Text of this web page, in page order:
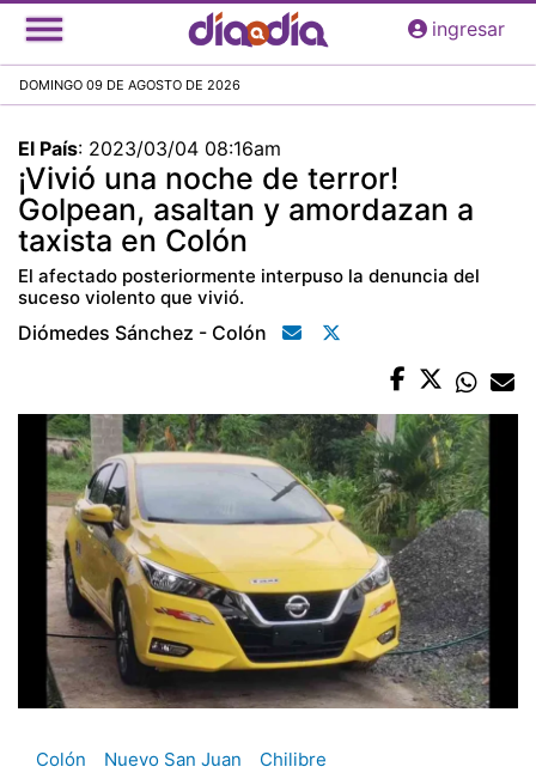
Pasar
al
principal
ingresar
DOMINGO 09 DE AGOSTO DE 2026
El País: 2023/03/04 08:16am
¡Vivió una noche de terror!
Golpean, asaltan y amordazan a
taxista en Colón
El afectado posteriormente interpuso la denuncia del
suceso violento que vivió.
Diómedes Sánchez - Colón
Colón Nuevo San Juan Chilibre